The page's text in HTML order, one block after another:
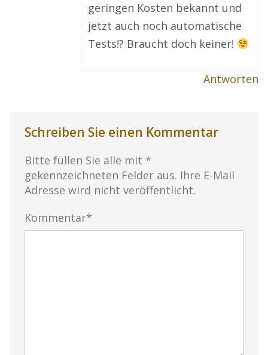
geringen Kosten bekannt und
jetzt auch noch automatische
Tests!? Braucht doch keiner!
Antworten
Schreiben Sie einen Kommentar
Bitte füllen Sie alle mit *
gekennzeichneten Felder aus. Ihre E-Mail
Adresse wird nicht veröffentlicht.
Kommentar*